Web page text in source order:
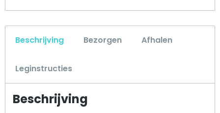
Beschrijving Bezorgen Afhalen
Leginstructies
Beschrijving